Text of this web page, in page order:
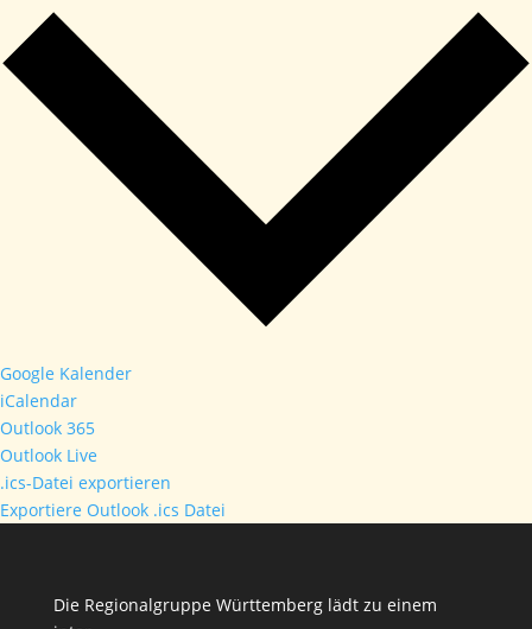
Google Kalender
iCalendar
Outlook 365
Outlook Live
.ics-Datei exportieren
Exportiere Outlook .ics Datei
Die Regionalgruppe Württemberg lädt zu einem